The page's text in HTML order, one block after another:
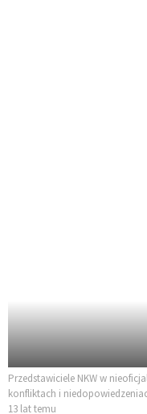
Przedstawiciele NKW w
konfliktach i
13 lat temu